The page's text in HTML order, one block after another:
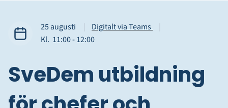
Datum
25 augusti Digitalt via Teams
Kl. Tid
11:00‐till
12:00
SveDem utbildning